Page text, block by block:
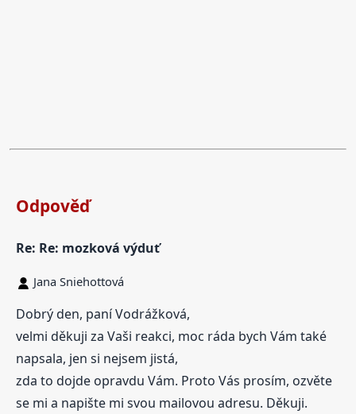
Odpověď
Re: Re: mozková výduť
Jana Sniehottová
Dobrý den, paní Vodrážková,
velmi děkuji za Vaši reakci, moc ráda bych Vám také
napsala, jen si nejsem jistá,
zda to dojde opravdu Vám. Proto Vás prosím, ozvěte
se mi a napište mi svou mailovou adresu. Děkuji.